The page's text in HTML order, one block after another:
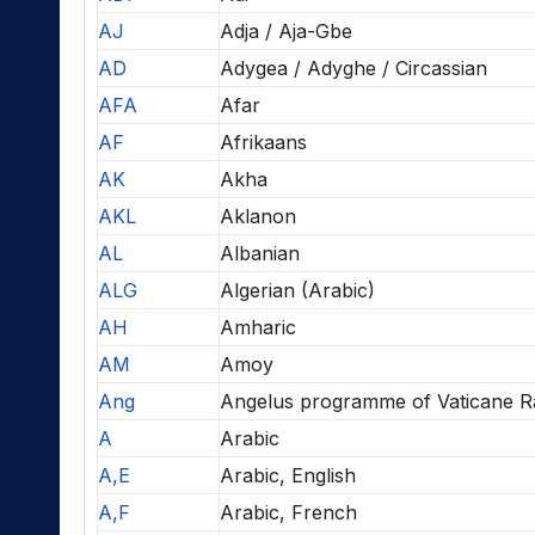
AJ
Adja / Aja-Gbe
AD
Adygea / Adyghe / Circassian
AFA
Afar
AF
Afrikaans
AK
Akha
AKL
Aklanon
AL
Albanian
ALG
Algerian (Arabic)
AH
Amharic
AM
Amoy
Ang
Angelus programme of Vaticane
A
Arabic
A,E
Arabic, English
A,F
Arabic, French